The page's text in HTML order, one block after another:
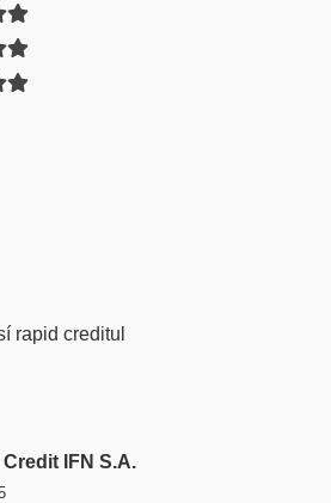
rapid creditul
IFN S.A.